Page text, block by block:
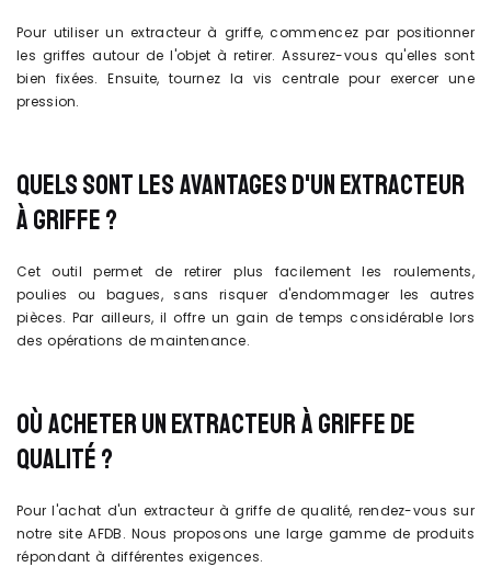
Pour utiliser un extracteur à griffe, commencez par positionner
les griffes autour de l'objet à retirer. Assurez-vous qu'elles sont
bien fixées. Ensuite, tournez la vis centrale pour exercer une
pression.
QUELS SONT LES AVANTAGES D'UN EXTRACTEUR
À GRIFFE ?
Cet outil permet de retirer plus facilement les roulements,
poulies ou bagues, sans risquer d'endommager les autres
pièces. Par ailleurs, il offre un gain de temps considérable lors
des opérations de maintenance.
OÙ ACHETER UN EXTRACTEUR À GRIFFE DE
QUALITÉ ?
Pour l'achat d'un extracteur à griffe de qualité, rendez-vous sur
notre site AFDB. Nous proposons une large gamme de produits
répondant à différentes exigences.